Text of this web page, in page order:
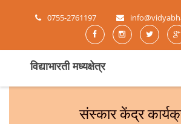
0755-2761197
विद्याभारती मध्यक्षेत्र
संस्कार केंद्र